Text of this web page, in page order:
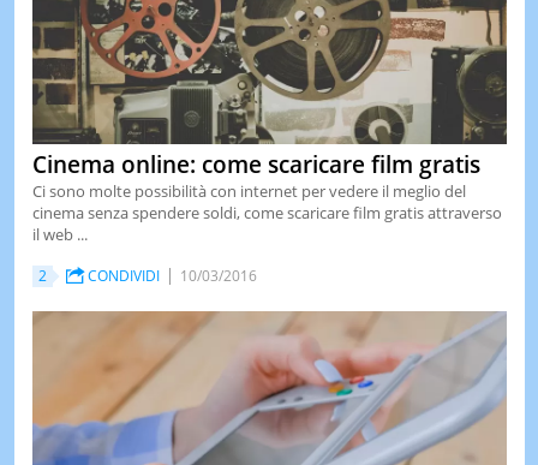
Cinema online: come scaricare film gratis
Ci sono molte possibilità con internet per vedere il meglio del
cinema senza spendere soldi, come scaricare film gratis attraverso
il web ...
2 CONDIVIDI 10/03/2016